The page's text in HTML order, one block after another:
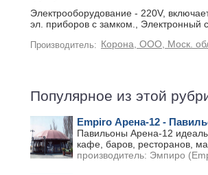
Электрооборудование - 220V,
эл. приборов с замком., Электронный
Производитель: Корона, ООО, Моск.
Популярное из этой
Empiro Арена-12 -
Павильоны Арена-12
кафе, баров, ресторанов,
производитель: Эмпиро